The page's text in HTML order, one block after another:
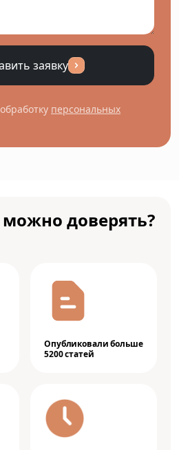
заявку
персональных
доверять?
Опубликовали больше
5200 статей